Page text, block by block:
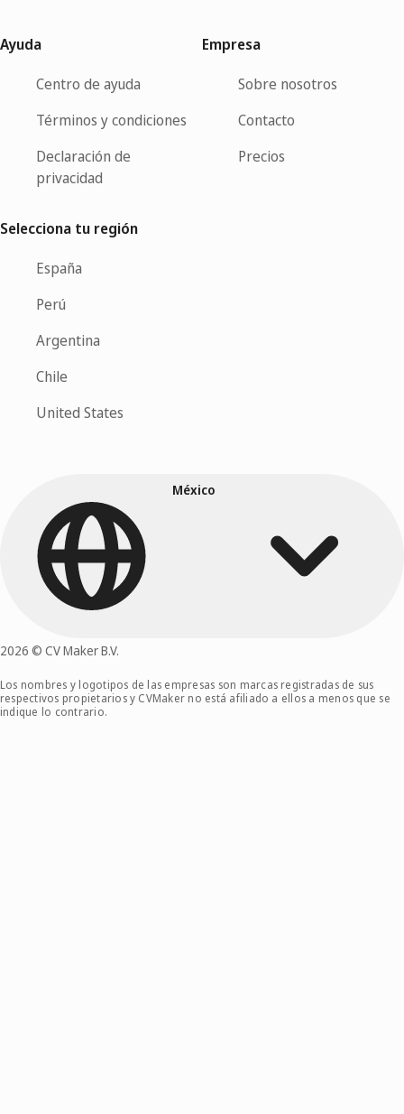
Ayuda
Centro de ayuda
Términos y condiciones
Declaración de
privacidad
Empresa
Sobre nosotros
Contacto
Precios
Selecciona tu región
España
Perú
Argentina
Chile
United States
2026 © CV Maker B.V.
México
Los nombres y logotipos de las empresas son marcas registradas de sus
respectivos propietarios y CVMaker no está afiliado a ellos a menos que se
indique lo contrario.